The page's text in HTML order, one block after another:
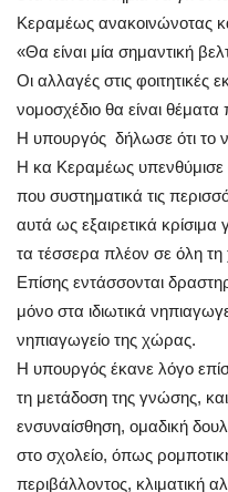
Κεραμέως ανακοινώνοτας
«Θα είναι μία σημαντική
Οι αλλαγές στις
νομοσχέδιο θα είναι
Η υπουργός δήλωσε ότι το
Η κα Κεραμέως υπενθύμισε
που συστηματικά τις
αυτά ως εξαιρετικά
τα τέσσερα πλέον σε όλη
Επίσης εντάσσονται
μόνο στα ιδιωτικά
νηπιαγωγείο της χώρας.
Η υπουργός έκανε λόγο
τη μετάδοση της γνώσης,
ενσυναίσθηση, ομαδική
στο σχολείο, όπως
περιβάλλοντος, κλιματική